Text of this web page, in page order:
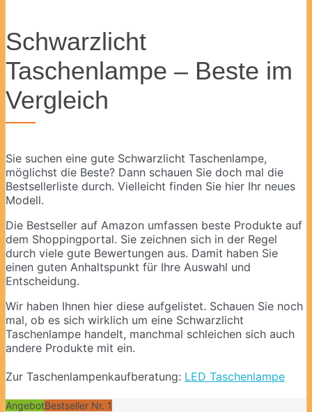
Schwarzlicht
Taschenlampe – Beste im
Vergleich
Sie suchen eine gute Schwarzlicht Taschenlampe,
möglichst die Beste? Dann schauen Sie doch mal die
Bestsellerliste durch. Vielleicht finden Sie hier Ihr neues
Modell.
Die Bestseller auf Amazon umfassen beste Produkte auf
dem Shoppingportal. Sie zeichnen sich in der Regel
durch viele gute Bewertungen aus. Damit haben Sie
einen guten Anhaltspunkt für Ihre Auswahl und
Entscheidung.
Wir haben Ihnen hier diese aufgelistet. Schauen Sie noch
mal, ob es sich wirklich um eine Schwarzlicht
Taschenlampe handelt, manchmal schleichen sich auch
andere Produkte mit ein.
Zur Taschenlampenkaufberatung: LED Taschenlampe
AngebotBestseller Nr. 1